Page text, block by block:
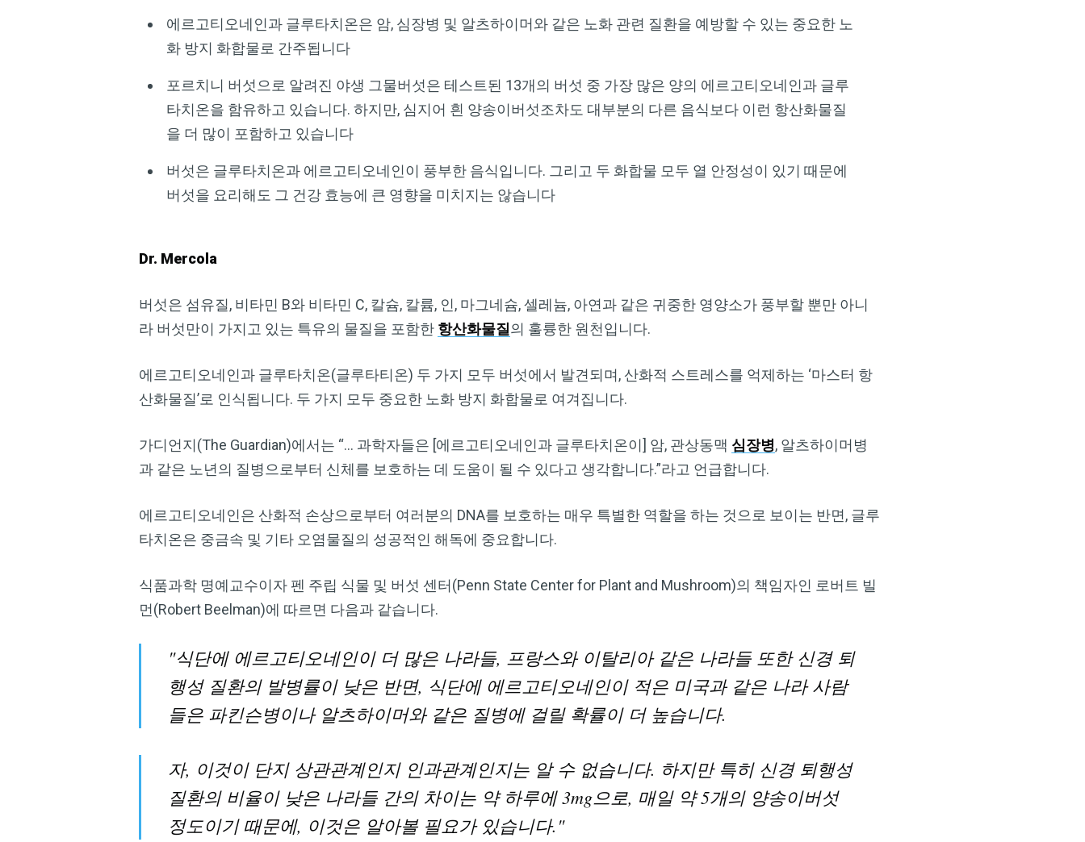
에르고티오네인과 글루타치온은 암, 심장병 및 알츠하이머와 같은 노화 관련 질환을 예방할 수 있는 중요한 노
화 방지 화합물로 간주됩니다
포르치니 버섯으로 알려진 야생 그물버섯은 테스트된 13개의 버섯 중 가장 많은 양의 에르고티오네인과 글루
타치온을 함유하고 있습니다. 하지만, 심지어 흰 양송이버섯조차도 대부분의 다른 음식보다 이런 항산화물질
을 더 많이 포함하고 있습니다
버섯은 글루타치온과 에르고티오네인이 풍부한 음식입니다. 그리고 두 화합물 모두 열 안정성이 있기 때문에
버섯을 요리해도 그 건강 효능에 큰 영향을 미치지는 않습니다
Dr. Mercola
버섯은 섬유질, 비타민 B와 비타민 C, 칼슘, 칼륨, 인, 마그네슘, 셀레늄, 아연과 같은 귀중한 영양소가 풍부할 뿐만 아니
라 버섯만이 가지고 있는 특유의 물질을 포함한 항산화물질의 훌륭한 원천입니다.
에르고티오네인과 글루타치온(글루타티온) 두 가지 모두 버섯에서 발견되며, 산화적 스트레스를 억제하는 ‘마스터 항
산화물질’로 인식됩니다. 두 가지 모두 중요한 노화 방지 화합물로 여겨집니다.
가디언지(The Guardian)에서는 “... 과학자들은 [에르고티오네인과 글루타치온이] 암, 관상동맥 심장병, 알츠하이머병
과 같은 노년의 질병으로부터 신체를 보호하는 데 도움이 될 수 있다고 생각합니다.”라고 언급합니다.
에르고티오네인은 산화적 손상으로부터 여러분의 DNA를 보호하는 매우 특별한 역할을 하는 것으로 보이는 반면, 글루
타치온은 중금속 및 기타 오염물질의 성공적인 해독에 중요합니다.
식품과학 명예교수이자 펜 주립 식물 및 버섯 센터(Penn State Center for Plant and Mushroom)의 책임자인 로버트 빌
먼(Robert Beelman)에 따르면 다음과 같습니다.
"식단에 에르고티오네인이 더 많은 나라들, 프랑스와 이탈리아 같은 나라들 또한 신경 퇴
행성 질환의 발병률이 낮은 반면, 식단에 에르고티오네인이 적은 미국과 같은 나라 사람
들은 파킨슨병이나 알츠하이머와 같은 질병에 걸릴 확률이 더 높습니다.
자, 이것이 단지 상관관계인지 인과관계인지는 알 수 없습니다. 하지만 특히 신경 퇴행성
질환의 비율이 낮은 나라들 간의 차이는 약 하루에 3mg으로, 매일 약 5개의 양송이버섯
정도이기 때문에, 이것은 알아볼 필요가 있습니다."